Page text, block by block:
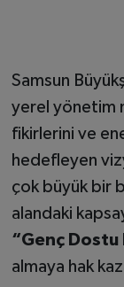
Samsun
yerel yönetim
fikirlerini ve
hedefleyen
çok büyük bir
alandaki
“Genç
almaya hak